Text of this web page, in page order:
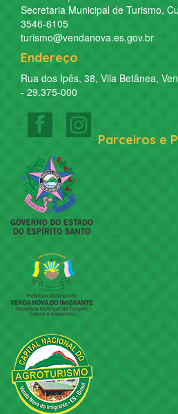
Secretaria Municipal de Turismo,
3546-6105
turismo@vendanova.es.gov.br
Endereço
Rua dos Ipês, 38, Vila Betânea,
- 29.375-000
Parceiros e